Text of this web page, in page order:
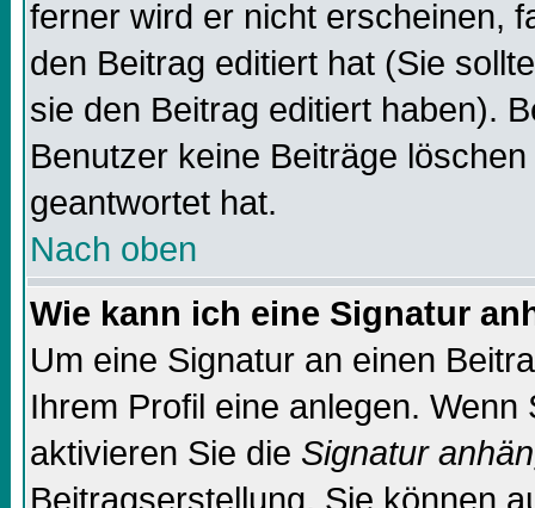
ferner wird er nicht erscheinen,
den Beitrag editiert hat (Sie
sie den Beitrag editiert haben).
Benutzer keine Beiträge
geantwortet hat.
Nach oben
Wie kann ich eine Signatur
Um eine Signatur an einen
Ihrem Profil eine anlegen.
aktivieren Sie die Signatur
Beitragserstellung. Sie können